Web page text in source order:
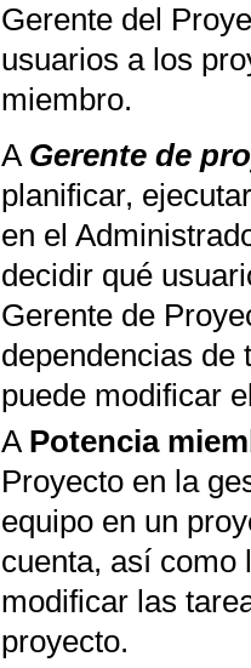
Gerente del
usuarios a los
miembro.
A Gerente de
planificar,
en el
decidir qué
Gerente de
dependencias de
puede modificar
A Potencia
Proyecto en la
equipo en un
cuenta, así como
modificar las
proyecto.